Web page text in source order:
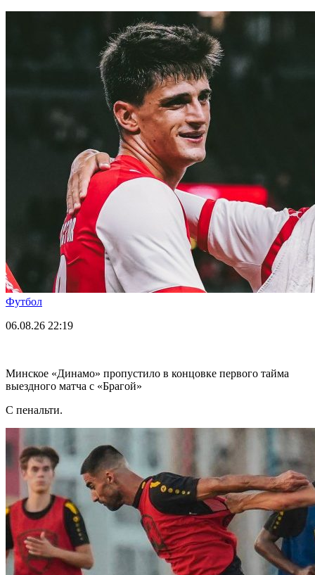
Футбол
06.08.26 22:19
Минское «Динамо» пропустило в концовке первого тайма
выездного матча с «Брагой»
С пенальти.